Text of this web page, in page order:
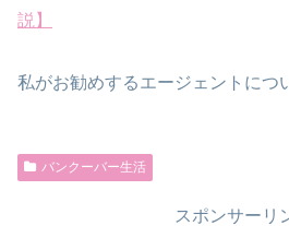
説】
私がお勧めするエージェントにつ
バンクーバー生活
スポンサーリ